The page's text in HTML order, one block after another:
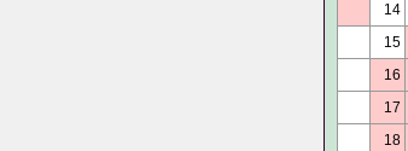
14
15
16
17
18